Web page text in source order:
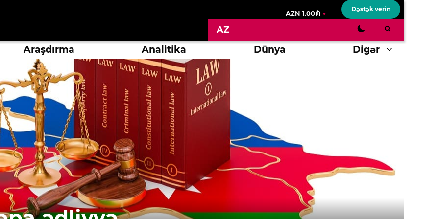
AZN 1.00₼
Dəstək verin
AZ
Araşdırma Analitika Dünya Digər